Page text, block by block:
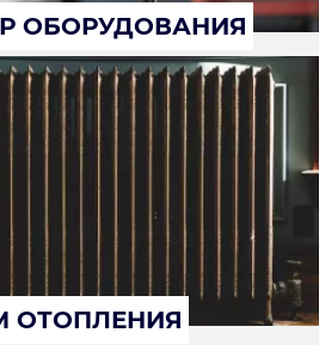
ОБОРУДОВАНИЯ
ОТОПЛЕНИЯ